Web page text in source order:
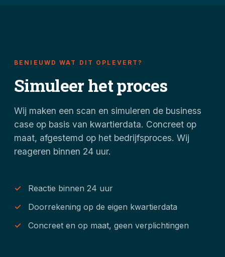
BENIEUWD WAT DIT OPLEVERT?
Simuleer het proces
Wij maken een scan en simuleren de business
case op basis van kwartierdata. Concreet op
maat, afgestemd op het bedrijfsproces. Wij
reageren binnen 24 uur.
Reactie binnen 24 uur
Doorrekening op de eigen kwartierdata
Concreet en op maat, geen verplichtingen